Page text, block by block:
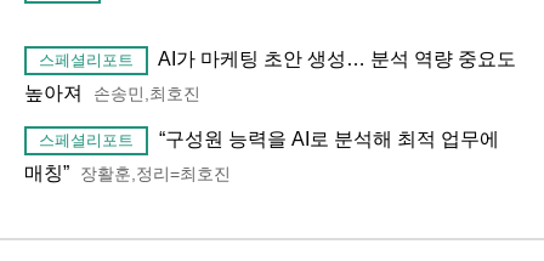
스페셜리포트
AI가 마케팅 초안 생성… 분석 역량 중요도
높아져
손송민,최호진
스페셜리포트
“구성원 능력을 AI로 분석해 최적 업무에
매칭”
장활훈,정리=최호진